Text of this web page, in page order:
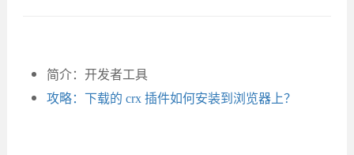
简介：开发者工具
攻略：下载的 crx 插件如何安装到浏览器上？